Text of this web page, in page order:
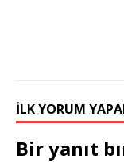
İLK YORUM
Bir yanıt